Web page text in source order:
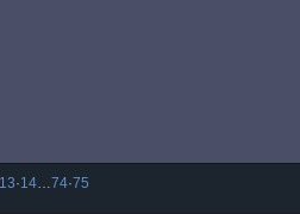
13·14 74·75